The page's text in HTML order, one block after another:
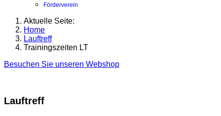
Förderverein
Aktuelle Seite:
Home
Lauftreff
Trainingszeiten LT
Besuchen Sie unseren Webshop
Lauftreff